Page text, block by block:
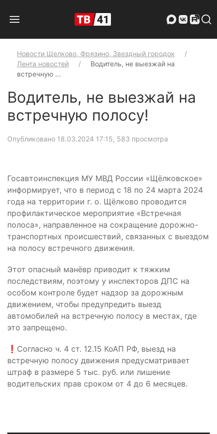
Новости Щелково, Фрязино, Звездный городок
Лента новостей
Водитель, не выезжай на
встречную …
Водитель, не выезжай на
встречную полосу!
Опубликовано 18.03.2024 17:15, 583 просмотра
Госавтоинспекция МУ МВД России «Щёлковское»
информирует, что в период с 18 по 24 марта 2024
года на территории г. о. Щёлково проводится
профилактическое мероприятие «Встречная
полоса», направленное на сокращение дорожно-
транспортных происшествий, связанных с выездом
на полосу встречного движения.
Этот опасный манёвр приводит к тяжким
последствиям, поэтому у инспекторов ДПС на
особом контроле будет надзор за дорожным
движением, чтобы предупредить выезд
автомобилей на встречную полосу в местах, где
это запрещено.
❗️Согласно ч. 4 ст. 12.15 КоАП РФ, выезд на
встречную полосу движения предусматривает
штраф в размере 5 тыс. руб. или лишение
водительских прав сроком от 4 до 6 месяцев.